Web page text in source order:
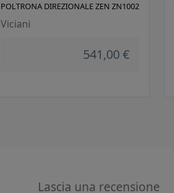
POLTRONA DIREZIONALE ZEN ZN1002
Viciani
541,00 €
Lascia una recensione